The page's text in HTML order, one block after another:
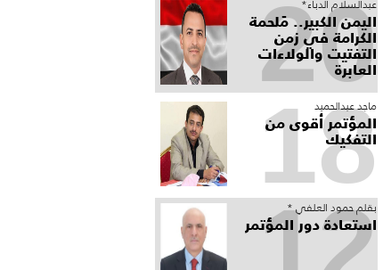
عبدالسلام الدباء*
​اليمن الكبير.. مَلحمة
الكرامة في زمن
التفتيت والولاءات
العابرة
20
ماجد عبدالحميد
المؤتمر أقوى من
التفكيك
18
بقلم حمود العلفي *
استعادة دور المؤتمر